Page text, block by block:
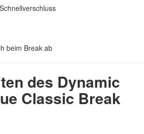
beim Break ab
des Dynamic
Classic Break